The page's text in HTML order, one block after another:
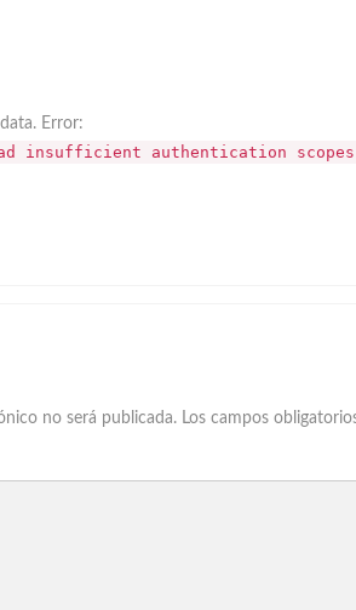
Error:
insufficient authentication
no será publicada. Los campos